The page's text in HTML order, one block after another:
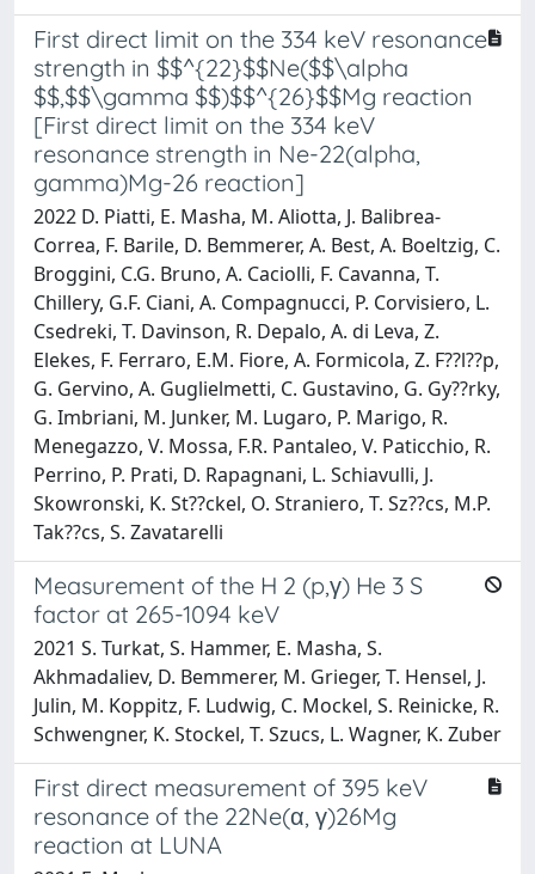
First direct limit on the 334 keV resonance
strength in $$^{22}$$Ne($$\alpha
$$,$$\gamma $$)$$^{26}$$Mg reaction
[First direct limit on the 334 keV
resonance strength in Ne-22(alpha,
gamma)Mg-26 reaction]
2022 D. Piatti, E. Masha, M. Aliotta, J. Balibrea-
Correa, F. Barile, D. Bemmerer, A. Best, A. Boeltzig, C.
Broggini, C.G. Bruno, A. Caciolli, F. Cavanna, T.
Chillery, G.F. Ciani, A. Compagnucci, P. Corvisiero, L.
Csedreki, T. Davinson, R. Depalo, A. di Leva, Z.
Elekes, F. Ferraro, E.M. Fiore, A. Formicola, Z. F??l??p,
G. Gervino, A. Guglielmetti, C. Gustavino, G. Gy??rky,
G. Imbriani, M. Junker, M. Lugaro, P. Marigo, R.
Menegazzo, V. Mossa, F.R. Pantaleo, V. Paticchio, R.
Perrino, P. Prati, D. Rapagnani, L. Schiavulli, J.
Skowronski, K. St??ckel, O. Straniero, T. Sz??cs, M.P.
Tak??cs, S. Zavatarelli
Measurement of the H 2 (p,γ) He 3 S
factor at 265-1094 keV
2021 S. Turkat, S. Hammer, E. Masha, S.
Akhmadaliev, D. Bemmerer, M. Grieger, T. Hensel, J.
Julin, M. Koppitz, F. Ludwig, C. Mockel, S. Reinicke, R.
Schwengner, K. Stockel, T. Szucs, L. Wagner, K. Zuber
First direct measurement of 395 keV
resonance of the 22Ne(α, γ)26Mg
reaction at LUNA